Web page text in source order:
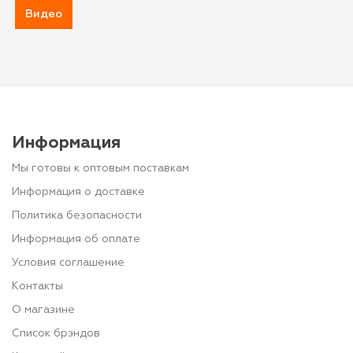
Видео
Информация
Мы готовы к оптовым поставкам
Информация о доставке
Политика безопасности
Информация об оплате
Условия соглашение
Контакты
О магазине
Список брэндов